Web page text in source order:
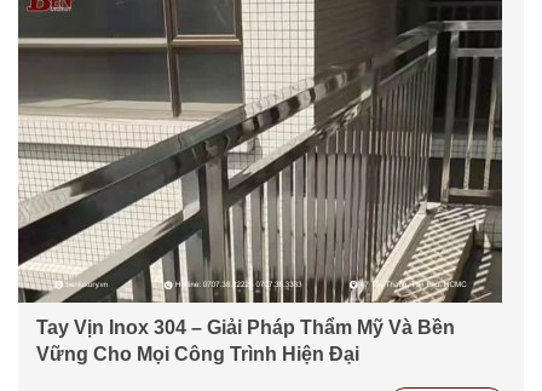
Tay Vịn Inox 304 – Giải Pháp Thẩm Mỹ Và Bền
Vững Cho Mọi Công Trình Hiện Đại